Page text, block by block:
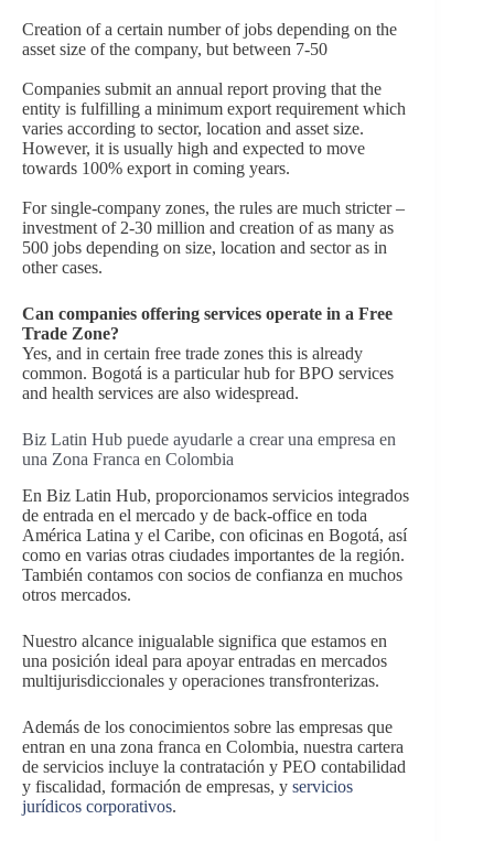
Creation of a certain number of jobs depending on the
asset size of the company, but between 7-50
Companies submit an annual report proving that the
entity is fulfilling a minimum export requirement which
varies according to sector, location and asset size.
However, it is usually high and expected to move
towards 100% export in coming years.
For single-company zones, the rules are much stricter –
investment of 2-30 million and creation of as many as
500 jobs depending on size, location and sector as in
other cases.
Can companies offering services operate in a Free
Trade Zone?
Yes, and in certain free trade zones this is already
common. Bogotá is a particular hub for BPO services
and health services are also widespread.
Biz Latin Hub puede ayudarle a crear una empresa en
una Zona Franca en Colombia
En Biz Latin Hub, proporcionamos servicios integrados
de entrada en el mercado y de back-office en toda
América Latina y el Caribe, con oficinas en Bogotá, así
como en varias otras ciudades importantes de la región.
También contamos con socios de confianza en muchos
otros mercados.
Nuestro alcance inigualable significa que estamos en
una posición ideal para apoyar entradas en mercados
multijurisdiccionales y operaciones transfronterizas.
Además de los conocimientos sobre las empresas que
entran en una zona franca en Colombia, nuestra cartera
de servicios incluye la contratación y PEO contabilidad
y fiscalidad, formación de empresas, y servicios
jurídicos corporativos.